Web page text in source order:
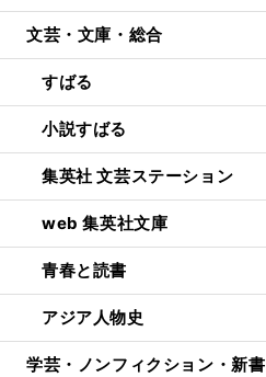
文芸・文庫・総合
すばる
小説すばる
集英社 文芸ステーション
web 集英社文庫
青春と読書
アジア人物史
学芸・ノンフィクション・新書